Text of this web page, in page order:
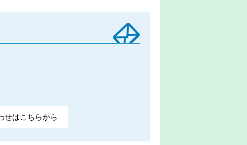
せはこちらから